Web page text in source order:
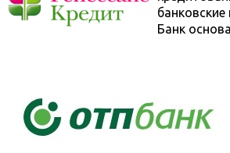
Банк